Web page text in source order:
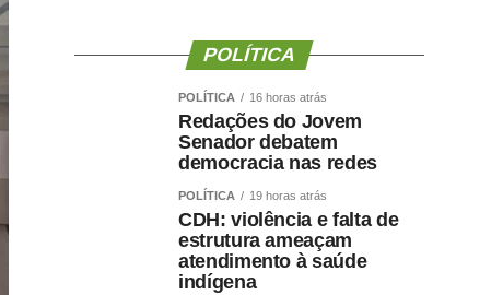
POLÍTICA
POLÍTICA 16 horas atrás
Redações do Jovem
Senador debatem
democracia nas redes
POLÍTICA 19 horas atrás
CDH: violência e falta de
estrutura ameaçam
atendimento à saúde
indígena